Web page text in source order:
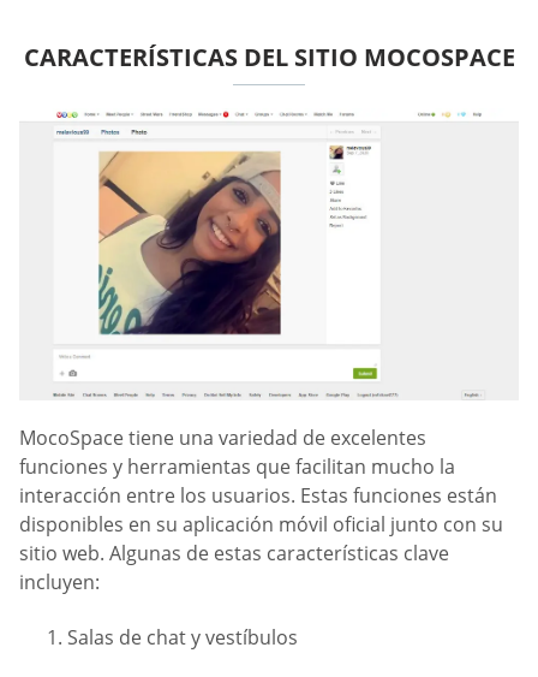
CARACTERÍSTICAS DEL SITIO MOCOSPACE
MocoSpace tiene una variedad de excelentes
funciones y herramientas que facilitan mucho la
interacción entre los usuarios. Estas funciones están
disponibles en su aplicación móvil oficial junto con su
sitio web. Algunas de estas características clave
incluyen:
Salas de chat y vestíbulos